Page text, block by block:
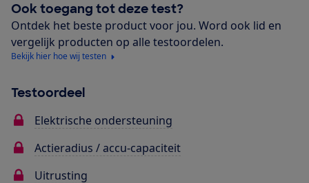
Ook toegang tot deze test?
Ontdek het beste product voor jou. Word ook lid en
vergelijk producten op alle testoordelen.
Bekijk hier hoe wij testen
Testoordeel
Elektrische ondersteuning
Actieradius / accu-capaciteit
Uitrusting